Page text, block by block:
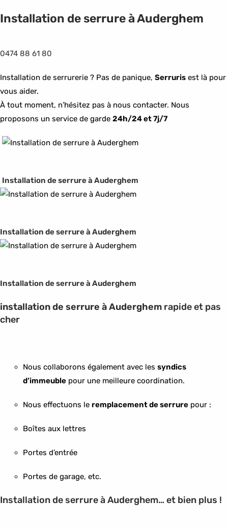
Installation de serrure à Auderghem
0474 88 61 80
Installation de serrurerie ? Pas de panique, Serruris est là pour
vous aider.
À tout moment, n’hésitez pas à nous contacter. Nous
proposons un service de garde 24h/24 et 7j/7
Installation de serrure à Auderghem
Installation de serrure à Auderghem
Installation de serrure à Auderghem
installation de serrure à Auderghem rapide et pas
cher
Nous collaborons également avec les syndics
d’immeuble pour une meilleure coordination.
Nous effectuons le remplacement de serrure pour :
Boîtes aux lettres
Portes d’entrée
Portes de garage, etc.
Installation de serrure à Auderghem… et bien plus !